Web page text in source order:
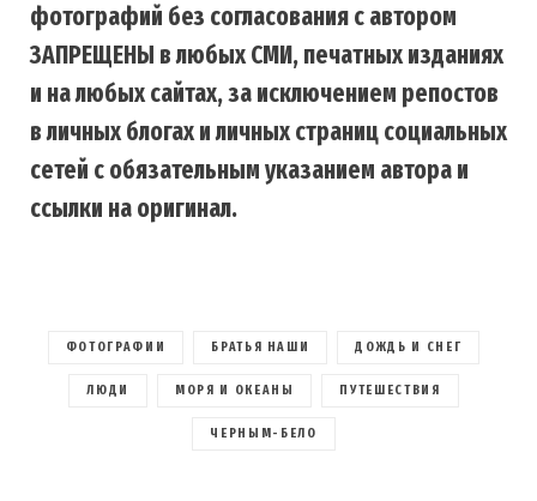
фотографий без согласования с автором
ЗАПРЕЩЕНЫ в любых СМИ, печатных изданиях
и на любых сайтах, за исключением репостов
в личных блогах и личных страниц социальных
сетей с обязательным указанием автора и
ссылки на оригинал.
ФОТОГРАФИИ БРАТЬЯ НАШИ ДОЖДЬ И СНЕГ
ЛЮДИ МОРЯ И ОКЕАНЫ ПУТЕШЕСТВИЯ
ЧЕРНЫМ-БЕЛО